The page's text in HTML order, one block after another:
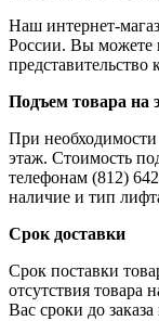
Наш интернет-
России. Вы можете
представительство
Подъем товара на
При
этаж. Стоимость
телефонам (812)
наличие и тип
Срок доставки
Срок поставки
отсутствия товара
Вас сроки до